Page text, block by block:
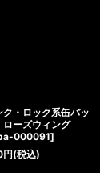
ク・ロック系缶バッ
ローズウィング
000091]
円(税込)